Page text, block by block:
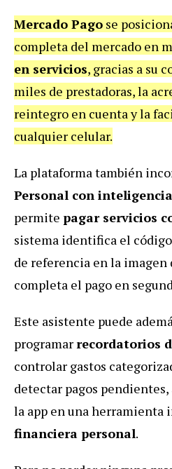
Mercado Pago se
completa del mercado en
en servicios, gracias a su
miles de prestadoras, la
reintegro en cuenta y la
cualquier celular.
La plataforma también
Personal con
permite pagar servicios
sistema identifica el
de referencia en la imagen
completa el pago en
Este asistente puede
programarrecordatorios
controlar gastos
detectar pagos
la app en una herramienta
financiera personal.